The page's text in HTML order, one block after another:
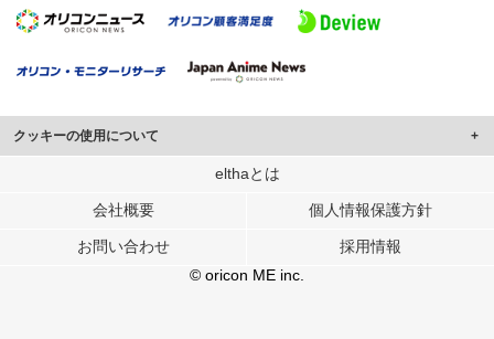
クッキーの使用について
このサイトでは Cookie を使用して、ユーザーに合わせたコンテンツや広告の
行っています。
メディアや広告配信、データ解析の各パートナーに提供しています。
各パートナーは、この情報とユーザーが各パートナーに提供した他の情報や、
ユーザーが各パートナーのサービスを使用したときに収集した他の情報を組み
elthaとは
会社概要 個人情報保護方針
お問い合わせ
採用情報
© oricon ME inc.